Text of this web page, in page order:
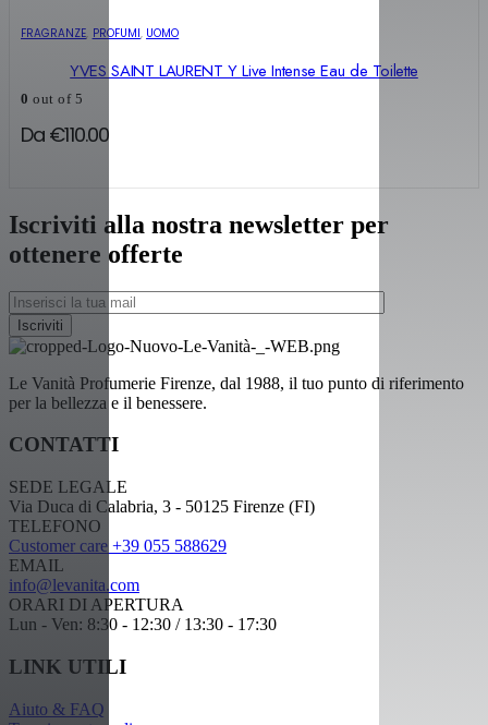
FRAGRANZE, PROFUMI, UOMO
YVES SAINT LAURENT Y Live Intense Eau de Toilette
0 out of 5
Da €110.00
Iscriviti alla nostra newsletter per
ottenere offerte
Le Vanità Profumerie Firenze, dal 1988, il tuo punto di riferimento
per la bellezza e il benessere.
CONTATTI
SEDE LEGALE
Via Duca di Calabria, 3 - 50125 Firenze (FI)
TELEFONO
Customer care +39 055 588629
EMAIL
info@levanita.com
ORARI DI APERTURA
Lun - Ven: 8:30 - 12:30 / 13:30 - 17:30
LINK UTILI
Aiuto & FAQ